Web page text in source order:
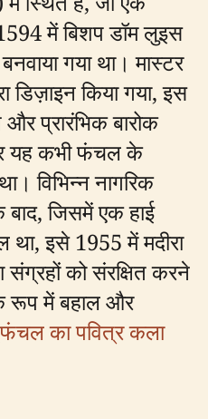
में बिशप डॉम लुइस
गया था। मास्टर
डिज़ाइन किया गया, इस
प्रारंभिक बारोक
यह कभी फंचल के
विभिन्न नागरिक
जिसमें एक हाई
इसे 1955 में मदीरा
संग्रहों को संरक्षित करने
रूप में बहाल और
फंचल का पवित्र कला